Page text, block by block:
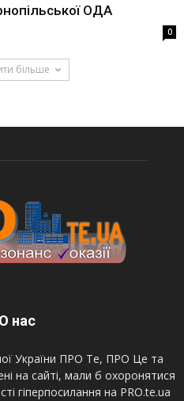
ОДА
0
більше
нас
України ПРО Те, ПРО Це та
на сайті, мали б охоронятися
гіперпосилання на PRO.te.ua